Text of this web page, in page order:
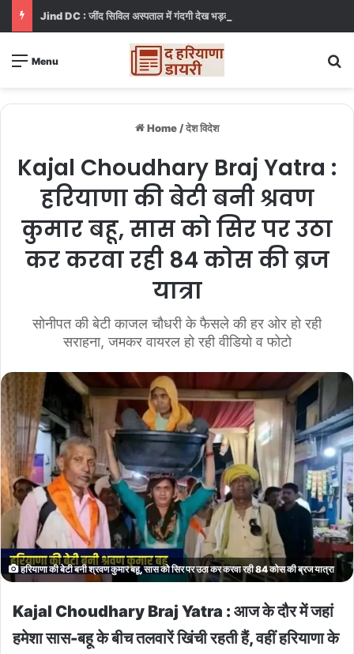
Menu
Home /देश विदेश
Kajal Choudhary Braj Yatra :
हरियाणा की बेटी बनी श्रवण
कुमार बहू, सास को सिर पर उठा
कर करवा रही 84 कोस की ब्रज
यात्रा
सोनीपत की बेटी काजल चौधरी के फैसले की हर ओर हो रही
सराहना, जमकर वायरल हो रही वीडियो व फोटो
हरियाणा की बेटी बनी श्रवण कुमार बहू, सास को सिर पर उठा कर करवा रही 84 कोस की ब्रज यात्रा
Kajal Choudhary Braj Yatra : आज के दौर में जहां
हमेशा सास-बहू के बीच तलवारें खिंची रहती हैं, वहीं हरियाणा के